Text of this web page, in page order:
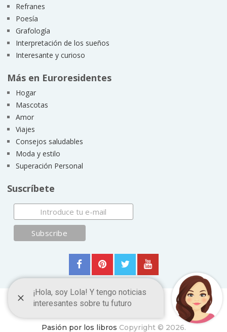
Refranes
Poesía
Grafología
Interpretación de los sueños
Interesante y curioso
Más en Euroresidentes
Hogar
Mascotas
Amor
Viajes
Consejos saludables
Moda y estilo
Superación Personal
Suscríbete
Pasión por los libros Copyright © 2026.